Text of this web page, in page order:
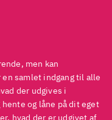
men kan
samlet indgang til alle
der udgives i
og låne på dit eget
hvad der er udgivet af